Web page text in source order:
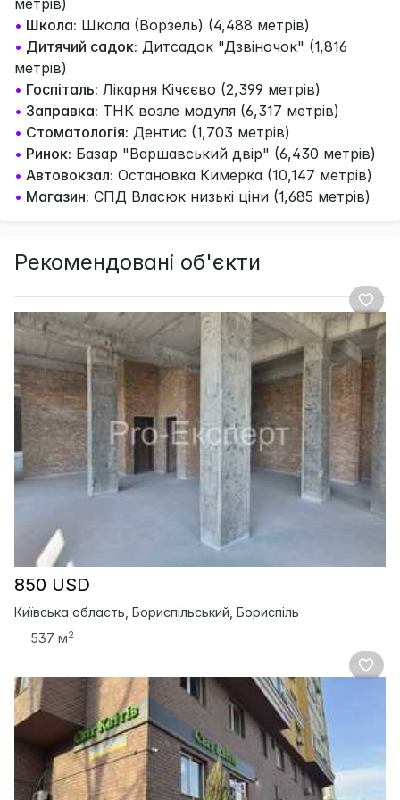
• Школа: Школа (Ворзель) (4,488 метрів)
• Дитячий садок: Дитсадок "Дзвіночок" (1,816
метрів)
• Госпіталь: Лікарня Кічєєво (2,399 метрів)
• Заправка: ТНК возле модуля (6,317 метрів)
• Стоматологія: Дентис (1,703 метрів)
• Ринок: Базар "Варшавський двір" (6,430 метрів)
• Автовокзал: Остановка Кимерка (10,147 метрів)
• Магазин: СПД Власюк низькі ціни (1,685 метрів)
Рекомендовані об'єкти
850 USD
Київська область, Бориспільський, Бориспіль
537 м2